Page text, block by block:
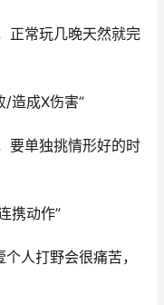
正常玩几晚天然就完
/造成X伤害”
要单独挑情形好的时
携动作”
人打野会很痛苦，